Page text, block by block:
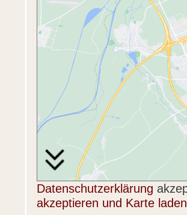
Datenschutzerklärung
akzeptieren und Karte laden